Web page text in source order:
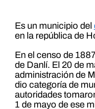
Es un municipio del
en la república de
En el censo de
de Danlí. El 20 de
administración de
dio categoría de
autoridades
1 de mayo de ese